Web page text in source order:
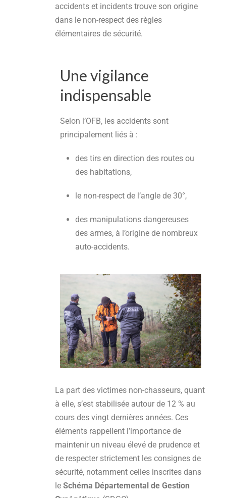
accidents et incidents trouve son origine
dans le non-respect des règles
élémentaires de sécurité.
Une vigilance
indispensable
Selon l’OFB, les accidents sont
principalement liés à :
des tirs en direction des routes ou
des habitations,
le non-respect de l’angle de 30°,
des manipulations dangereuses
des armes, à l’origine de nombreux
auto-accidents.
La part des victimes non-chasseurs, quant
à elle, s’est stabilisée autour de 12 % au
cours des vingt dernières années. Ces
éléments rappellent l’importance de
maintenir un niveau élevé de prudence et
de respecter strictement les consignes de
sécurité, notamment celles inscrites dans
le Schéma Départemental de Gestion